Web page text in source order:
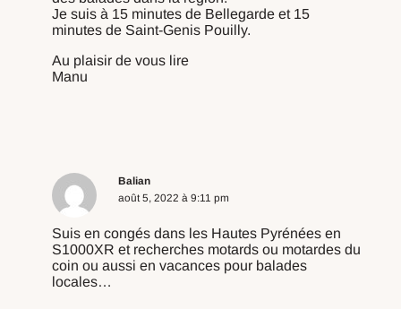
Je suis à 15 minutes de Bellegarde et 15
minutes de Saint-Genis Pouilly.
Au plaisir de vous lire
Manu
Balian
août 5, 2022 à 9:11 pm
Suis en congés dans les Hautes Pyrénées en
S1000XR et recherches motards ou motardes du
coin ou aussi en vacances pour balades
locales…